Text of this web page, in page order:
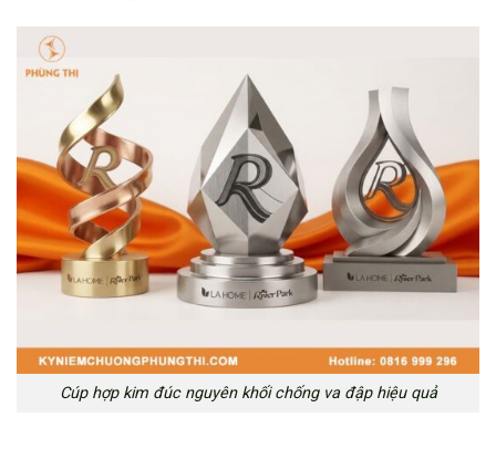
Cúp hợp kim đúc nguyên khối chống va đập hiệu quả